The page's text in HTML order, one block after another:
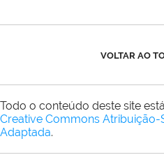
VOLTAR AO
Todo o conteúdo deste site
Creative Commons Atribuição-
Adaptada.